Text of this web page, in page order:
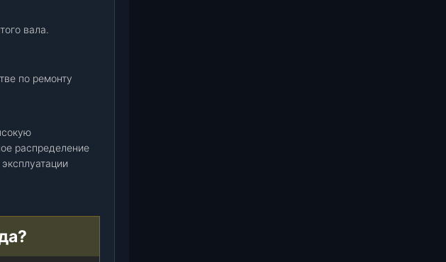
вала.
по ремонту
распределение